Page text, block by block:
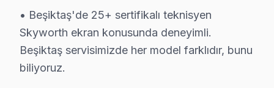
Skyworth panel'lerde en çok müdahale ettiğimiz
• Panel ve Ekran: OLED yanması, LCD şeriti, piksel
• Elektronik Kartlar: Anakart, T-Con, güç kartı, tuner
• Beşiktaş'de 25+ sertifikalı teknisyen
Skyworth ekran konusunda deneyimli.
Beşiktaş servisimizde her model farklıdır, bunu
biliyoruz.